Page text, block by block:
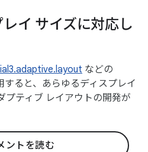
イ サイズに対応し
などの
ると、あらゆるディスプレイ
プティブ レイアウトの開発が
ントを読む